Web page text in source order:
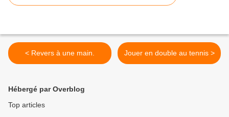
< Revers à une main. Jouer en double au tennis >
Hébergé par Overblog
Top articles